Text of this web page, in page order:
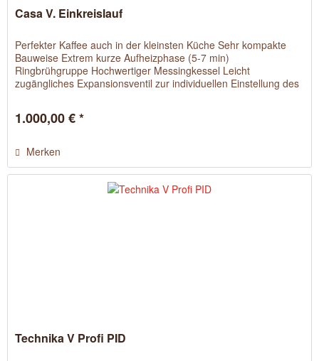
Casa V. Einkreislauf
Perfekter Kaffee auch in der kleinsten Küche Sehr kompakte
Bauweise Extrem kurze Aufheizphase (5-7 min)
Ringbrühgruppe Hochwertiger Messingkessel Leicht
zugängliches Expansionsventil zur individuellen Einstellung des
1.000,00 € *
Merken
Technika V Profi PID